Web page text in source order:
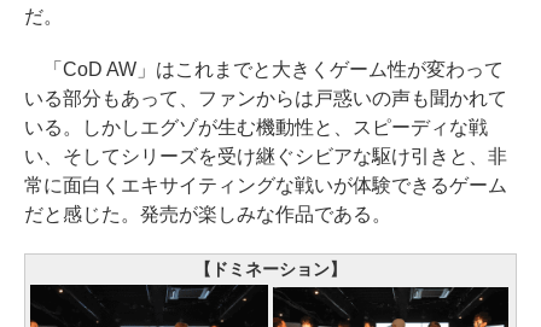
だ。
「CoD AW」はこれまでと大きくゲーム性が変わって
いる部分もあって、ファンからは戸惑いの声も聞かれて
いる。しかしエグゾが生む機動性と、スピーディな戦
い、そしてシリーズを受け継ぐシビアな駆け引きと、非
常に面白くエキサイティングな戦いが体験できるゲーム
だと感じた。発売が楽しみな作品である。
【ドミネーション】